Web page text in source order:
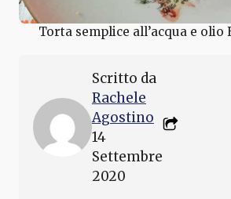
Torta semplice all’acqua e olio
Scritto da
Rachele
Agostino
14
Settembre
2020